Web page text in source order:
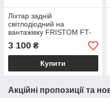
Ліхтар задній
світлодіодний на
вантажівку FRISTOM FT-
610 P LED DI правий
3 100 ₴
Купити
Акційні пропозиції та